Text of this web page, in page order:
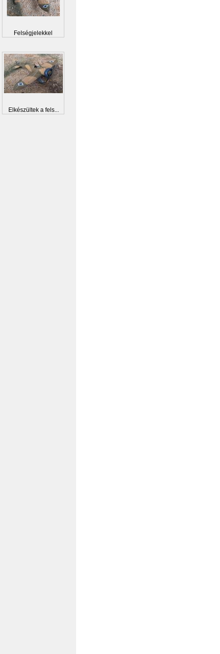
Felségjelekkel
Elkészültek a fels...